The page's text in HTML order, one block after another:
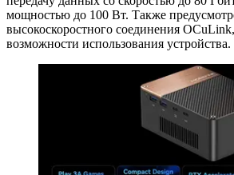
мощностью до 100 Вт. Также
высокоскоростного соединения
возможности использования устройства.